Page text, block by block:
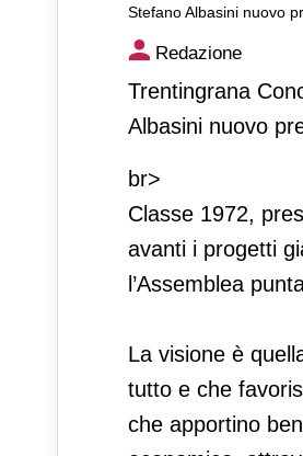
Stefano Albasini nuovo
Stefano
Redazione
Trentingrana
Albasini nuovo
br>
Classe 1972,
avanti i progetti
l’Assemblea
La visione è
tutto e che
che apportino